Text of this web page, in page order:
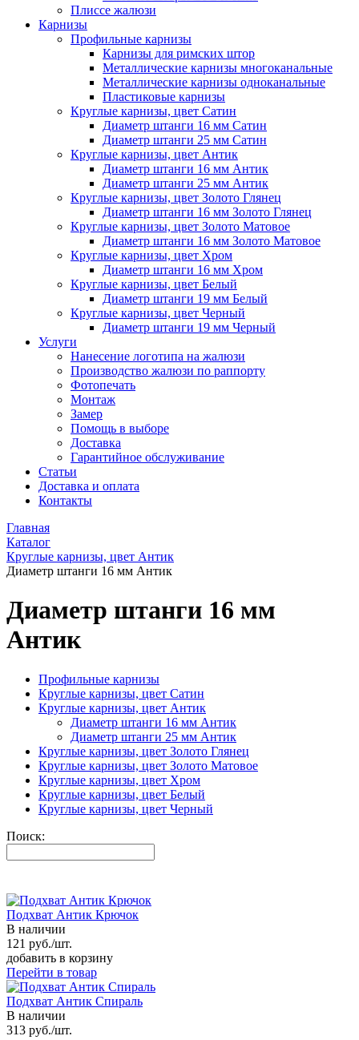
Плиссе жалюзи
Карнизы
Профильные карнизы
Карнизы для римских штор
Металлические карнизы многоканальные
Металлические карнизы одноканальные
Пластиковые карнизы
Круглые карнизы, цвет Сатин
Диаметр штанги 16 мм Сатин
Диаметр штанги 25 мм Сатин
Круглые карнизы, цвет Антик
Диаметр штанги 16 мм Антик
Диаметр штанги 25 мм Антик
Круглые карнизы, цвет Золото Глянец
Диаметр штанги 16 мм Золото Глянец
Круглые карнизы, цвет Золото Матовое
Диаметр штанги 16 мм Золото Матовое
Круглые карнизы, цвет Хром
Диаметр штанги 16 мм Хром
Круглые карнизы, цвет Белый
Диаметр штанги 19 мм Белый
Круглые карнизы, цвет Черный
Диаметр штанги 19 мм Черный
Услуги
Нанесение логотипа на жалюзи
Производство жалюзи по раппорту
Фотопечать
Монтаж
Замер
Помощь в выборе
Доставка
Гарантийное обслуживание
Статьи
Доставка и оплата
Контакты
Главная
Каталог
Круглые карнизы, цвет Антик
Диаметр штанги 16 мм Антик
Диаметр штанги 16 мм
Антик
Профильные карнизы
Круглые карнизы, цвет Сатин
Круглые карнизы, цвет Антик
Диаметр штанги 16 мм Антик
Диаметр штанги 25 мм Антик
Круглые карнизы, цвет Золото Глянец
Круглые карнизы, цвет Золото Матовое
Круглые карнизы, цвет Хром
Круглые карнизы, цвет Белый
Круглые карнизы, цвет Черный
Поиск:
Подхват Антик Крючок
В наличии
121 руб./шт.
добавить в корзину
Перейти в товар
Подхват Антик Спираль
В наличии
313 руб./шт.